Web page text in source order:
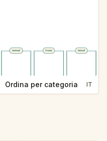
Ordina per categoria IT